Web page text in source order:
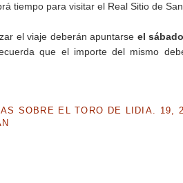
tiempo para visitar el Real Sitio de
el viaje deberán apuntarse el
que el importe del mismo
SOBRE EL TORO DE LIDIA. 19,